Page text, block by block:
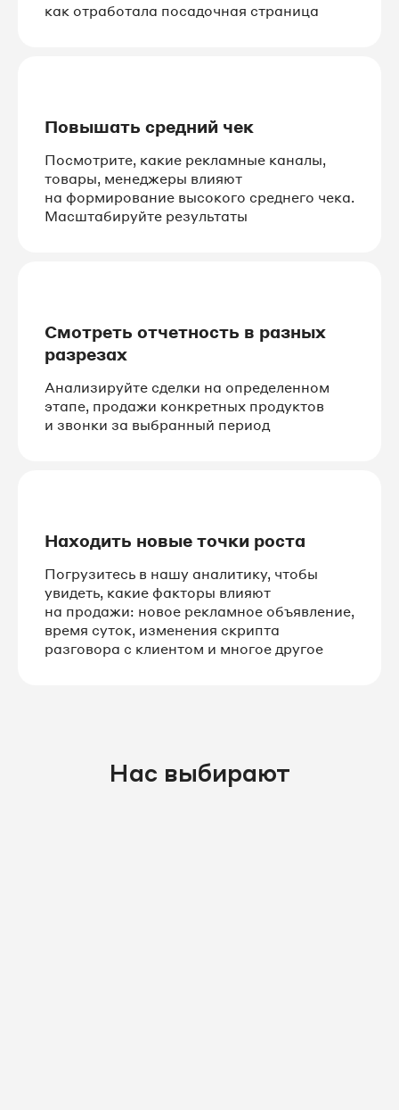
как отработала посадочная страница
Повышать средний чек
Посмотрите, какие рекламные каналы,
товары, менеджеры влияют
на формирование высокого среднего чека.
Масштабируйте результаты
Смотреть отчетность в разных
разрезах
Анализируйте сделки на определенном
этапе, продажи конкретных продуктов
и звонки за выбранный период
Находить новые точки роста
Погрузитесь в нашу аналитику, чтобы
увидеть, какие факторы влияют
на продажи: новое рекламное объявление,
время суток, изменения скрипта
разговора с клиентом и многое другое
Нас выбирают